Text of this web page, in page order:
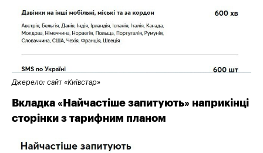
Джерело: сайт «Київстар»
Вкладка «Найчастіше запитують» наприкінці
сторінки з тарифним планом